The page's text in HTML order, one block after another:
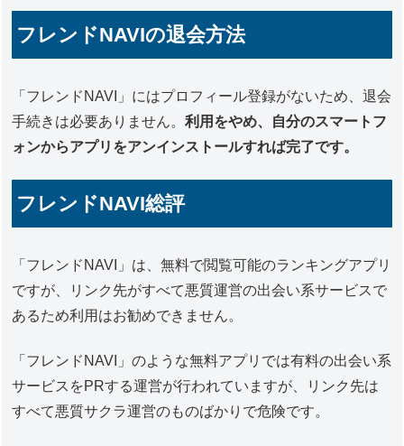
フレンドNAVIの退会方法
「フレンドNAVI」にはプロフィール登録がないため、退会
手続きは必要ありません。利用をやめ、自分のスマートフ
ォンからアプリをアンインストールすれば完了です。
フレンドNAVI総評
「フレンドNAVI」は、無料で閲覧可能のランキングアプリ
ですが、リンク先がすべて悪質運営の出会い系サービスで
あるため利用はお勧めできません。
「フレンドNAVI」のような無料アプリでは有料の出会い系
サービスをPRする運営が行われていますが、リンク先は
すべて悪質サクラ運営のものばかりで危険です。